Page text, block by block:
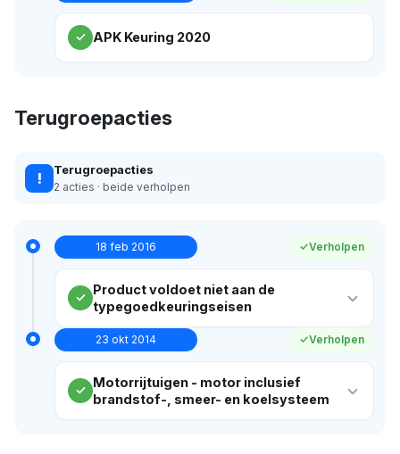
APK Keuring 2020
Terugroepacties
! Terugroepacties
2 acties · beide verholpen
18 feb 2016 Verholpen
Product voldoet niet aan de
typegoedkeuringseisen
23 okt 2014 Verholpen
Motorrijtuigen - motor inclusief
brandstof-, smeer- en koelsysteem